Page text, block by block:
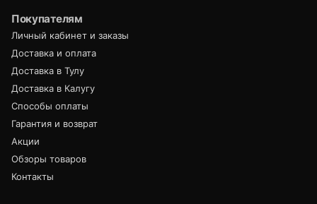
Покупателям
Личный кабинет и заказы
Доставка и оплата
Доставка в Тулу
Доставка в Калугу
Способы оплаты
Гарантия и возврат
Акции
Обзоры товаров
Контакты